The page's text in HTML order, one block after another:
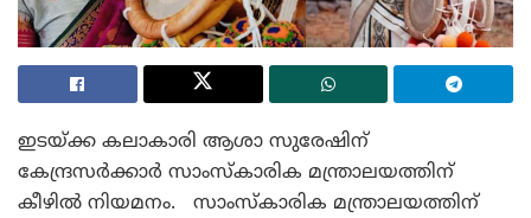
ഇടയ്ക്ക കലാകാരി ആശാ സുരേഷിന്
കേന്ദ്രസർക്കാർ സാംസ്കാരിക മന്ത്രാലയത്തിന്
കീഴിൽ നിയമനം. സാംസ്കാരിക മന്ത്രാലയത്തിന്